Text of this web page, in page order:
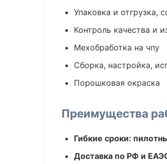
Упаковка и отгрузка,
Контроль качества и
Мехобработка на чпу
Сборка, настройка,
Порошковая окраска
Преимущества
Гибкие сроки:
Доставка по РФ и